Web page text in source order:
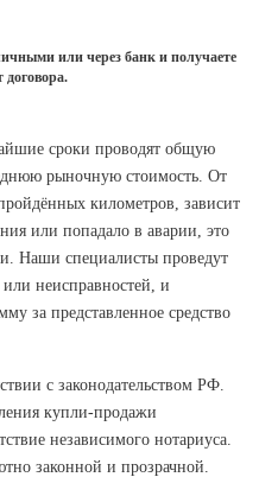
или через банк и получаете
договора.
сроки проводят общую
рыночную стоимость. От
километров, зависит
или попадало в аварии, это
Наши специалисты проведут
неисправностей, и
за представленное средство
с законодательством РФ.
купли-продажи
независимого нотариуса.
законной и прозрачной.